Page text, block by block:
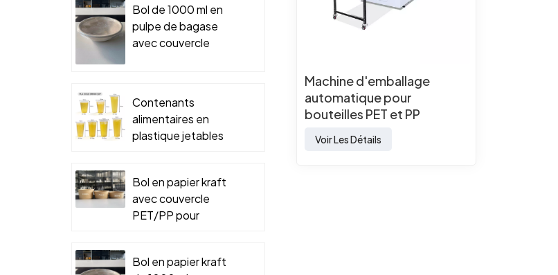
Machine d'emballage
automatique pour
bouteilles PET et PP
Voir Les Détails
Bol de 1000 ml en
pulpe de bagase
avec couvercle
emporter
Contenants
alimentaires en
plastique jetables
Bol en papier kraft
avec couvercle
PET/PP pour
emporter
Bol en papier kraft